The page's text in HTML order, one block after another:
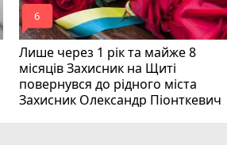
Лише через 1 рік та майже 8
місяців Захисник на Щиті
повернувся до рідного міста
Захисник Олександр Піонткевич
mode_comment
6